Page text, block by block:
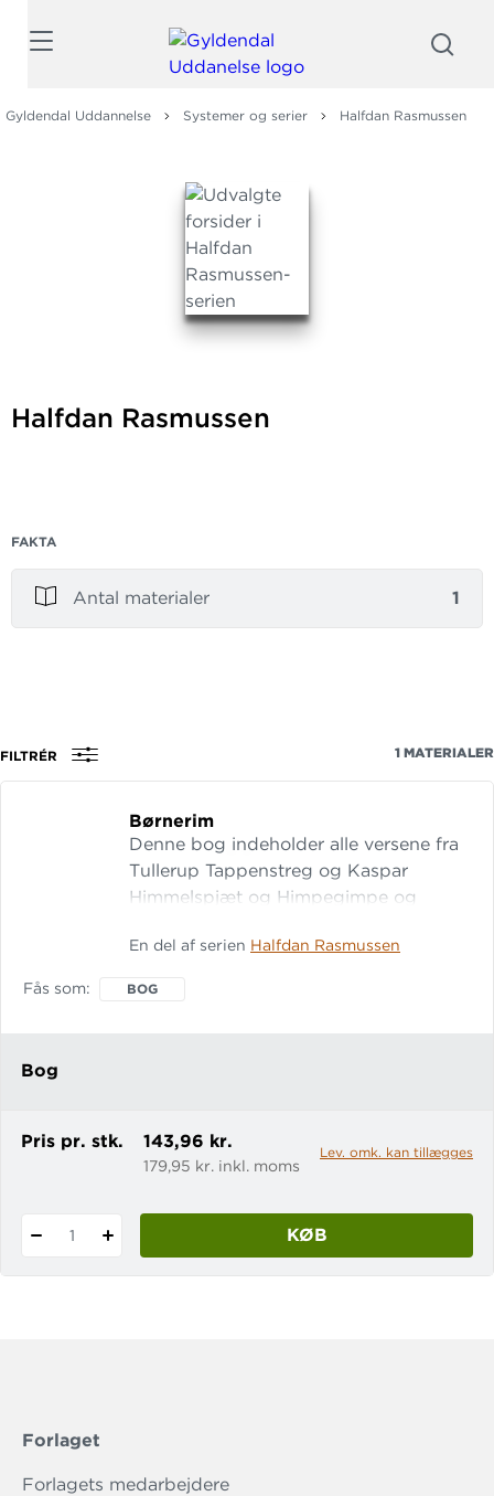
Gyldendal Uddannelse Systemer og serier Halfdan Rasmussen
Halfdan Rasmussen
FAKTA
Antal materialer 1
FILTRÉR 1 MATERIALER
Børnerim
Denne bog indeholder alle versene fra
Tullerup Tappenstreg og Kaspar
Himmelspjæt og Himpegimpe og
En del af serien Halfdan Rasmussen
Fås som BOG
Bog
Pris pr. stk. 143,96 kr.
179,95 kr. inkl. moms
Lev. omk. kan tillægges
1 KØB
Forlaget
Forlagets medarbejdere